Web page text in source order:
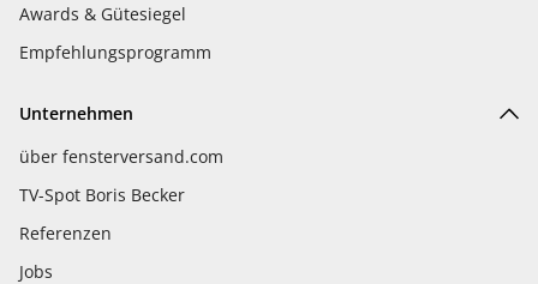
Awards & Gütesiegel
Empfehlungsprogramm
Unternehmen
über fensterversand.com
TV-Spot Boris Becker
Referenzen
Jobs